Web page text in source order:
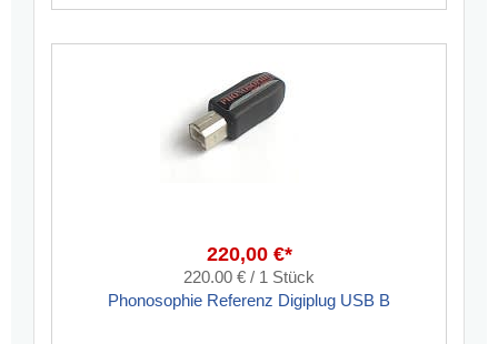
220,00 €*
220.00 € / 1 Stück
Phonosophie Referenz Digiplug USB B